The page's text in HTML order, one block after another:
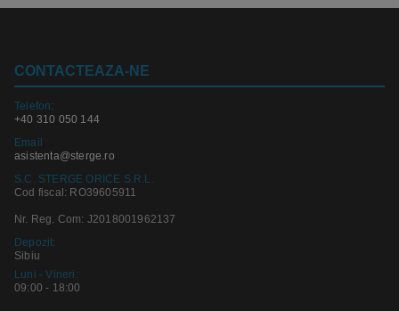
CONTACTEAZA-NE
Telefon:
+40 310 050 144
Email
asistenta@sterge.ro
S.C. STERGE ORICE S.R.L.
Cod fiscal: RO39605911
Nr. Reg. Com: J2018001962137
Depozit:
Sibiu
Luni - Vineri:
09:00 - 18:00